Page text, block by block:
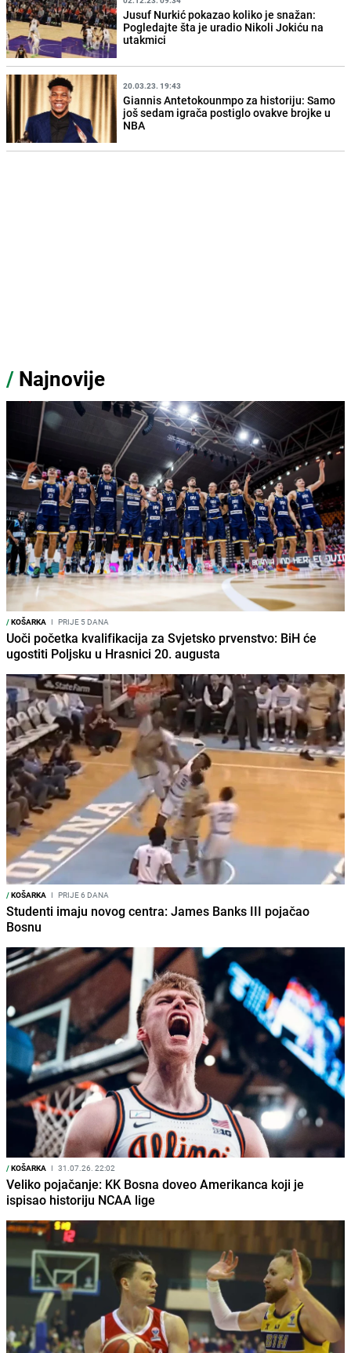
Jusuf Nurkić pokazao koliko je snažan:
Pogledajte šta je uradio Nikoli Jokiću na
utakmici
20.03.23. 19:43
Giannis Antetokounmpo za historiju: Samo
još sedam igrača postiglo ovakve brojke u
NBA
/ Najnovije
/KOŠARKA I PRIJE 5 DANA
Uoči početka kvalifikacija za Svjetsko prvenstvo: BiH će
ugostiti Poljsku u Hrasnici 20. augusta
/KOŠARKA I PRIJE 6 DANA
Studenti imaju novog centra: James Banks III pojačao
Bosnu
/KOŠARKA I 31.07.26. 22:02
Veliko pojačanje: KK Bosna doveo Amerikanca koji je
ispisao historiju NCAA lige